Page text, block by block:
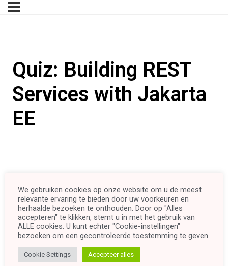
Quiz: Building REST
Services with Jakarta
EE
We gebruiken cookies op onze website om u de meest
relevante ervaring te bieden door uw voorkeuren en
herhaalde bezoeken te onthouden. Door op "Alles
accepteren" te klikken, stemt u in met het gebruik van
ALLE cookies. U kunt echter "Cookie-instellingen"
bezoeken om een ​​gecontroleerde toestemming te geven.
Cookie Settings Accepteer alles